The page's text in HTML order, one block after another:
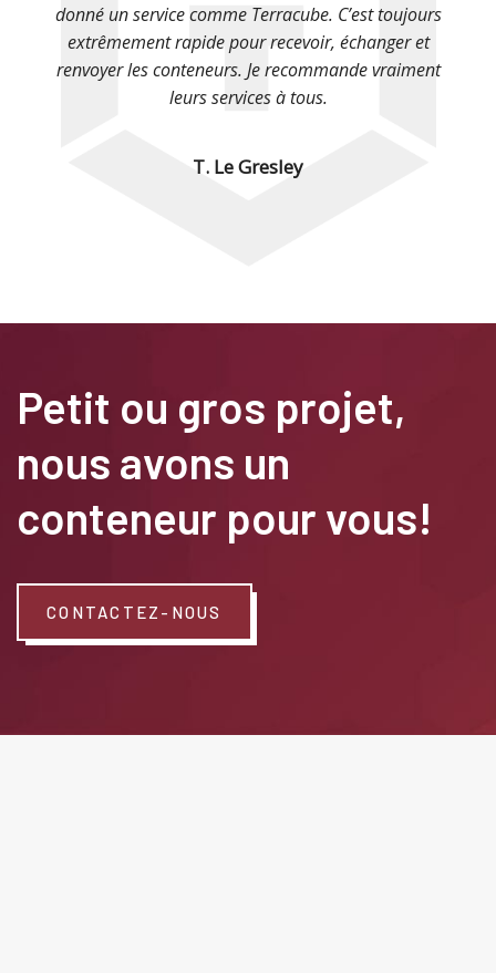
donné un service comme Terracube. C’est toujours
extrêmement rapide pour recevoir, échanger et
renvoyer les conteneurs. Je recommande vraiment
leurs services à tous.
T. Le Gresley
Petit ou gros projet,
nous avons un
conteneur pour vous!
CONTACTEZ-NOUS